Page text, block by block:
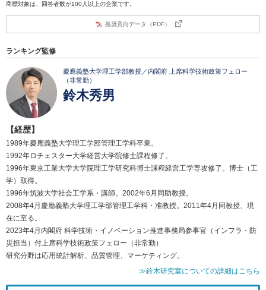
商標対象は、回答者数が100人以上の企業です。
推奨意向データ（PDF）
ランキング監修
慶應義塾大学理工学部教授／内閣府 上席科学技術政策フェロー
（非常勤）
鈴木秀男
【経歴】
1989年慶應義塾大学理工学部管理工学科卒業。
1992年ロチェスター大学経営大学院修士課程修了。
1996年東京工業大学大学院理工学研究科博士課程経営工学専攻修了。博士（工
学）取得。
1996年筑波大学社会工学系・講師。2002年6月同助教授。
2008年4月慶應義塾大学理工学部管理工学科・准教授。2011年4月同教授、現
在に至る。
2023年4月内閣府 科学技術・イノベーション推進事務局参事官（インフラ・防
災担当）付上席科学技術政策フェロー（非常勤）
研究分野は応用統計解析、品質管理、マーケティング。
≫鈴木研究室についての詳細はこちら